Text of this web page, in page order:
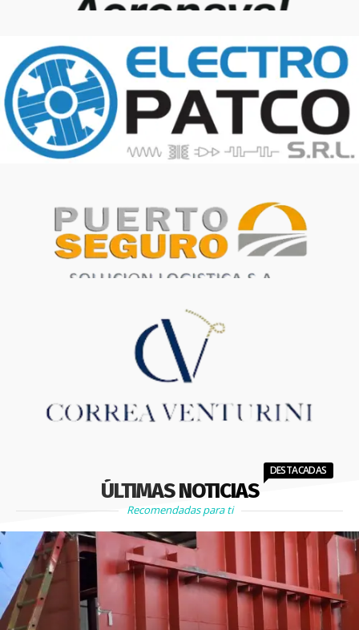
ÚLTIMAS NOTICIAS
DESTACADAS
Recomendadas para ti